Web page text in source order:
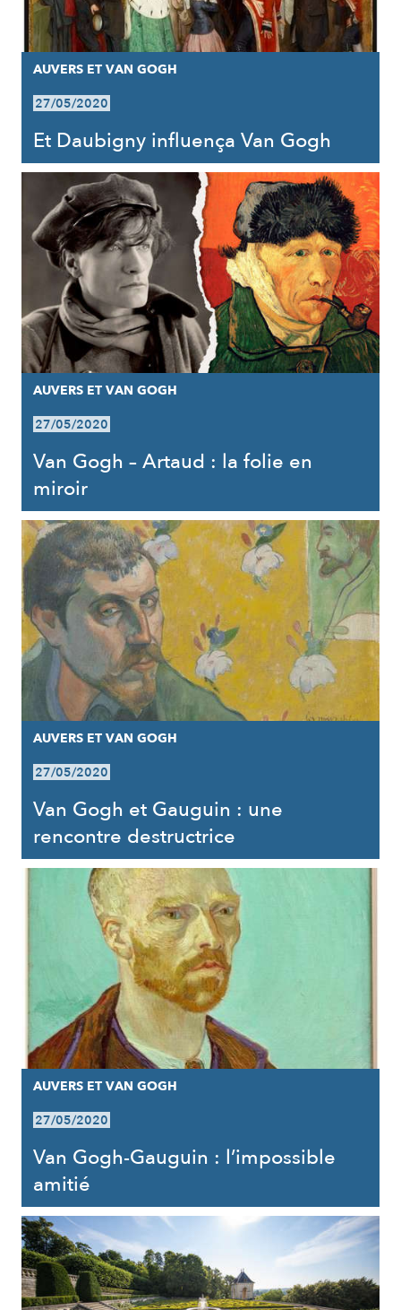
AUVERS ET VAN GOGH
27/05/2020
Et Daubigny influença Van Gogh
AUVERS ET VAN GOGH
27/05/2020
Van Gogh – Artaud : la folie en
miroir
AUVERS ET VAN GOGH
27/05/2020
Van Gogh et Gauguin : une
rencontre destructrice
AUVERS ET VAN GOGH
27/05/2020
Van Gogh-Gauguin : l’impossible
amitié